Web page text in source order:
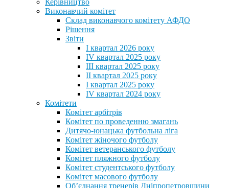
Керівництво
Виконавчий комітет
Склад виконавчого комітету АФДО
Рішення
Звіти
I квартал 2026 року
IV квартал 2025 року
III квартал 2025 року
II квартал 2025 року
I квартал 2025 року
IV квартал 2024 року
Комітети
Комітет арбітрів
Комітет по проведенню змагань
Дитячо-юнацька футбольна ліга
Комітет жіночого футболу
Комітет ветеранського футболу
Комітет пляжного футболу
Комітет студентського футболу
Комітет масового футболу
Обʼєднання тренерів Дніпропетровщини